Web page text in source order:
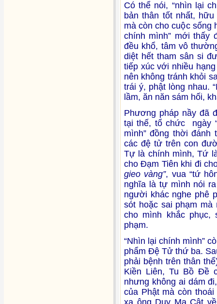
Có thể nói, “nhìn lại
bản thân tốt nhất,
mà còn cho cuộc sống
chính mình” mới thấy
đều khổ, tâm vô
diệt hết tham sân si
tiếp xúc với nhiều
nên không tránh khỏi
trái ý, phật lòng nhau.
lầm, ăn năn sám hối,
Phương pháp nầy đã
tại thế, tổ chức ngày
mình” đồng thời
các đệ tử trên con
Tự là chính mình, Tứ
cho Đạm Tiên khi đi
gieo vàng”, vua “tứ
nghĩa là tự mình nói
người khác nghe phê
sót hoặc sai phạm
cho mình khắc
phạm.
“Nhìn lại chính mình”
phẩm Đệ Tử thứ ba.
phải bệnh trên thân
Kiền Liên, Tu Bồ Đề
nhưng không ai dám
của Phật mà còn
xa ông Duy Ma Cật